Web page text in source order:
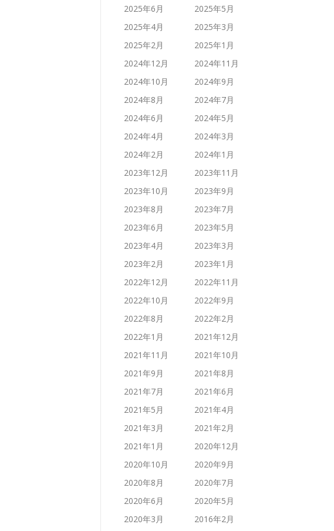
2025年6月
2025年5月
2025年4月
2025年3月
2025年2月
2025年1月
2024年12月
2024年11月
2024年10月
2024年9月
2024年8月
2024年7月
2024年6月
2024年5月
2024年4月
2024年3月
2024年2月
2024年1月
2023年12月
2023年11月
2023年10月
2023年9月
2023年8月
2023年7月
2023年6月
2023年5月
2023年4月
2023年3月
2023年2月
2023年1月
2022年12月
2022年11月
2022年10月
2022年9月
2022年8月
2022年2月
2022年1月
2021年12月
2021年11月
2021年10月
2021年9月
2021年8月
2021年7月
2021年6月
2021年5月
2021年4月
2021年3月
2021年2月
2021年1月
2020年12月
2020年10月
2020年9月
2020年8月
2020年7月
2020年6月
2020年5月
2020年3月
2016年2月